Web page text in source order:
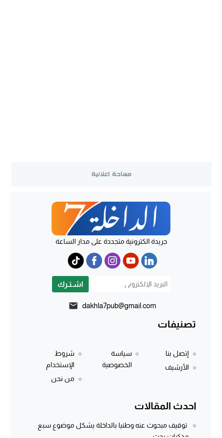
جريدة الكترونية متجددة على مدار الساعة
اشـتـرك
dakhla7pub@gmail.com
تصنيفات
إتصل بنا
الأرشيف
سياسة
الخصوصية
شروط
الإستخدام
من نحن
احدث المقالات
توقيف مبحوث عنه وطنيا بالداخلة يشكل موضوع سبع